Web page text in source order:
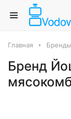
Главная Бренды
Бренд